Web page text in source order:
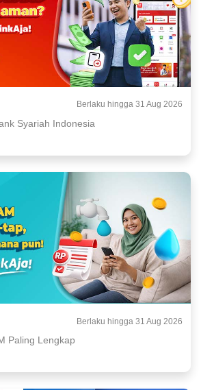
Berlaku hingga 31 Aug 2026
Syariah Indonesia
Berlaku hingga 31 Aug 2026
Paling Lengkap